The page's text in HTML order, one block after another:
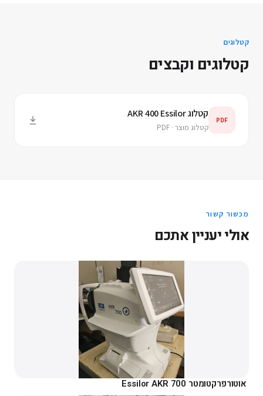
קטלוגים
קטלוגים וקבצים
PDF
קטלוג AKR 400 Essilor
קטלוג מוצר · PDF
מכשור קשור
אולי יעניין אתכם
אוטורפרקטומטר Essilor AKR 700